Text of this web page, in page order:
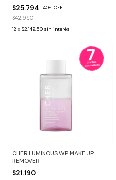
$25.794 -40% OFF
$42.990
12 x $2.149,50 sin interés
CHER LUMINOUS WP MAKE UP
REMOVER
$21.190